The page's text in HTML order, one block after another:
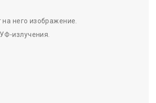
него изображение.
излучения.